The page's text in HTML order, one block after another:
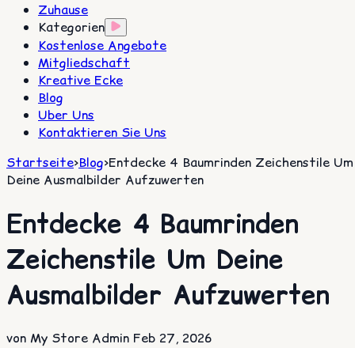
Zuhause
Kategorien
Kostenlose Angebote
Mitgliedschaft
Kreative Ecke
Blog
Uber Uns
Kontaktieren Sie Uns
Startseite>Blog>Entdecke 4 Baumrinden Zeichenstile Um
Deine Ausmalbilder Aufzuwerten
Entdecke 4 Baumrinden
Zeichenstile Um Deine
Ausmalbilder Aufzuwerten
von My Store Admin Feb 27, 2026